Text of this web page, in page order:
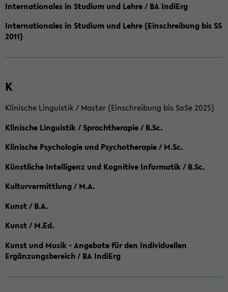
Internationales in Studium und Lehre / BA IndiErg
Internationales in Studium und Lehre (Einschreibung bis SS
2011)
K
Klinische Linguistik / Master (Einschreibung bis SoSe 2025)
Klinische Linguistik / Sprachtherapie / B.Sc.
Klinische Psychologie und Psychotherapie / M.Sc.
Künstliche Intelligenz und Kognitive Informatik / B.Sc.
Kulturvermittlung / M.A.
Kunst / B.A.
Kunst / M.Ed.
Kunst und Musik - Angebote für den Individuellen
Ergänzungsbereich / BA IndiErg